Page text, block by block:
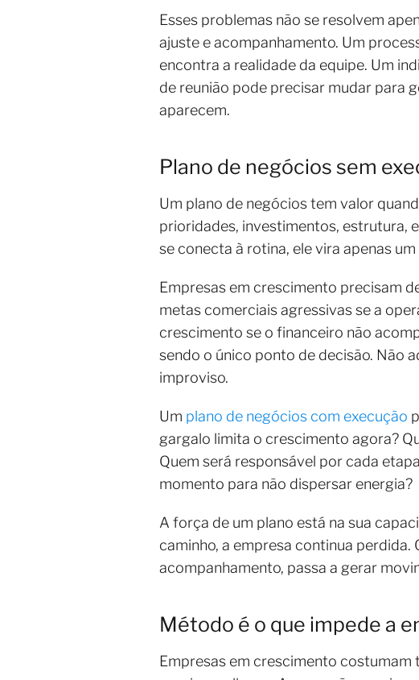
Esses problemas não se resolvem
ajuste e acompanhamento. Um
encontra a realidade da equipe. Um
de reunião pode precisar mudar para
aparecem.
Plano de negócios sem
Um plano de negócios tem valor
prioridades, investimentos, estrutura,
se conecta à rotina, ele vira apenas
Empresas em crescimento precisam
metas comerciais agressivas se a
crescimento se o financeiro não
sendo o único ponto de decisão. Não
improviso.
Um plano de negócios com execução
gargalo limita o crescimento agora?
Quem será responsável por cada
momento para não dispersar energia?
A força de um plano está na sua
caminho, a empresa continua
acompanhamento, passa a gerar
Método é o que impede a
Empresas em crescimento